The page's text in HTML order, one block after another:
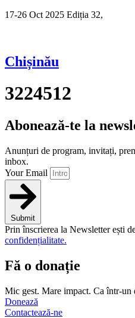
17-26 Oct 2025 Ediția 32,
Chișinău
3224512
Abonează-te la
Anunțuri de program, invitați,
inbox.
Your Email
Submit
Prin înscrierea la Newsletter ești
confidențialitate.
Fă o donație
Mic gest. Mare impact. Ca într-un
Donează
Contactează-ne